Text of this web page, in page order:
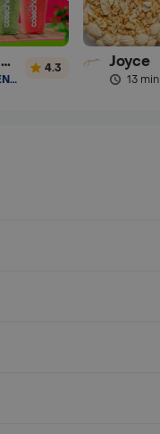
Cosechas - Batidos
ENVÍO GRATIS
4.3 Joyce
13 min